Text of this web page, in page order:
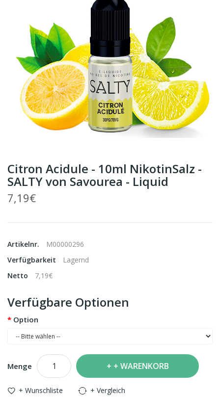
Citron Acidule - 10ml NikotinSalz -
SALTY von Savourea - Liquid
7,19€
Artikelnr.
M00000296
Verfügbarkeit
Lagernd
Netto
7,19€
Verfügbare Optionen
Option
Menge + WARENKORB
+ Wunschliste + Vergleich